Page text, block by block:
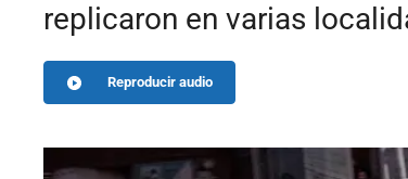
replicaron en varias
Reproducir audio